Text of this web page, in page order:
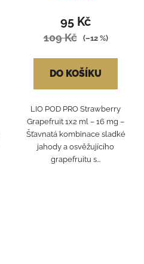
95 Kč
109 Kč (–12 %)
DO KOŠÍKU
LIO POD PRO Strawberry
Grapefruit 1x2 ml – 16 mg –
Šťavnatá kombinace sladké
jahody a osvěžujícího
grapefruitu s...